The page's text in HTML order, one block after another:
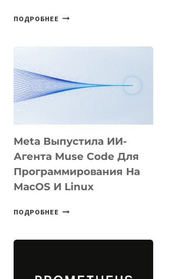
ПОДРОБНЕЕ HIGGSFIELD
BÖRÜ
НА
Meta Выпустила ИИ-
Агента Muse Code Для
Программирования На
MacOS И Linux
ПОДРОБНЕЕ META